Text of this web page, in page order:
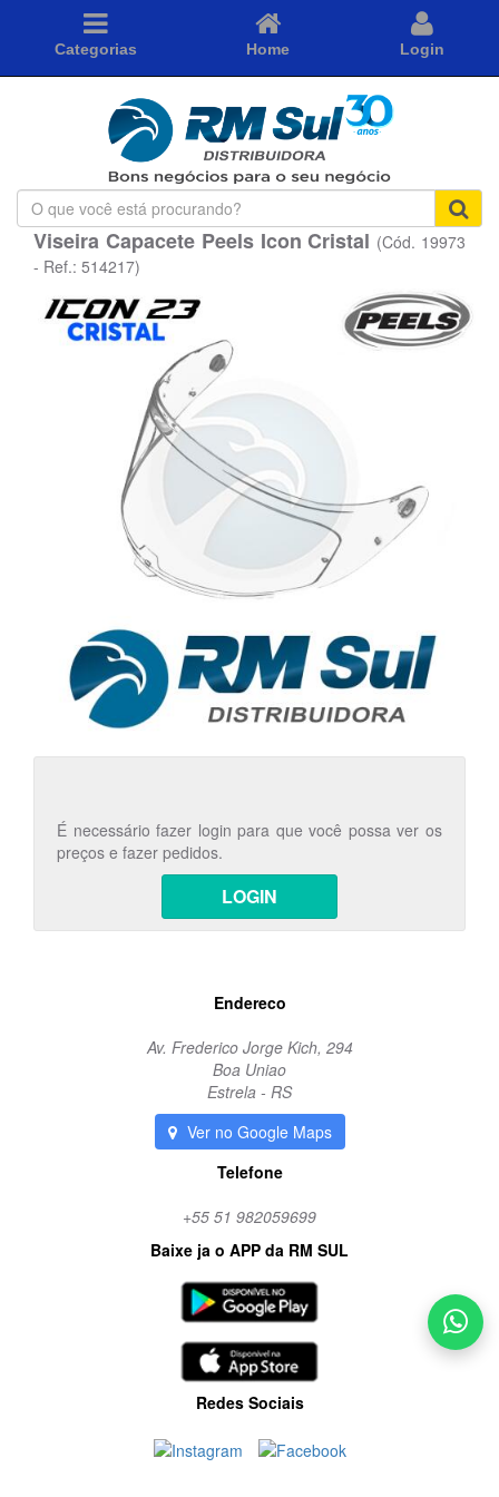
Categorias Home Login
O
que
você
está
Viseira Capacete Peels Icon Cristal (Cód. 19973
- Ref.: 514217)
É necessário fazer login para que você possa ver os
preços e fazer pedidos.
LOGIN
Endereco
Av. Frederico Jorge Kich, 294
Boa Uniao
Estrela - RS
Ver no Google Maps
Telefone
+55 51 982059699
Baixe ja o APP da RM SUL
Redes Sociais